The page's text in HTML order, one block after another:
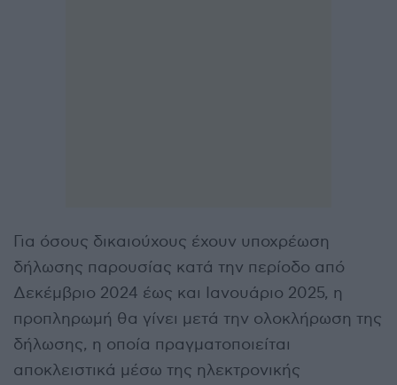
Για όσους δικαιούχους έχουν υποχρέωση
δήλωσης παρουσίας κατά την περίοδο από
Δεκέμβριο 2024 έως και Ιανουάριο 2025, η
προπληρωμή θα γίνει μετά την ολοκλήρωση της
δήλωσης, η οποία πραγματοποιείται
αποκλειστικά μέσω της ηλεκτρονικής